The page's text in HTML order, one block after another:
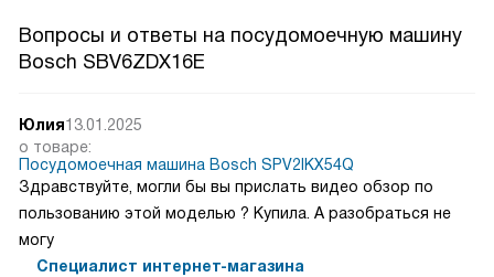
Вопросы и ответы на посудомоечную машину
Bosch SBV6ZDX16E
Юлия13.01.2025
о товаре:
Посудомоечная машина Bosch SPV2IKX54Q
Здравствуйте, могли бы вы прислать видео обзор по
пользованию этой моделью ? Купила. А разобраться не
могу
Специалист интернет-магазина